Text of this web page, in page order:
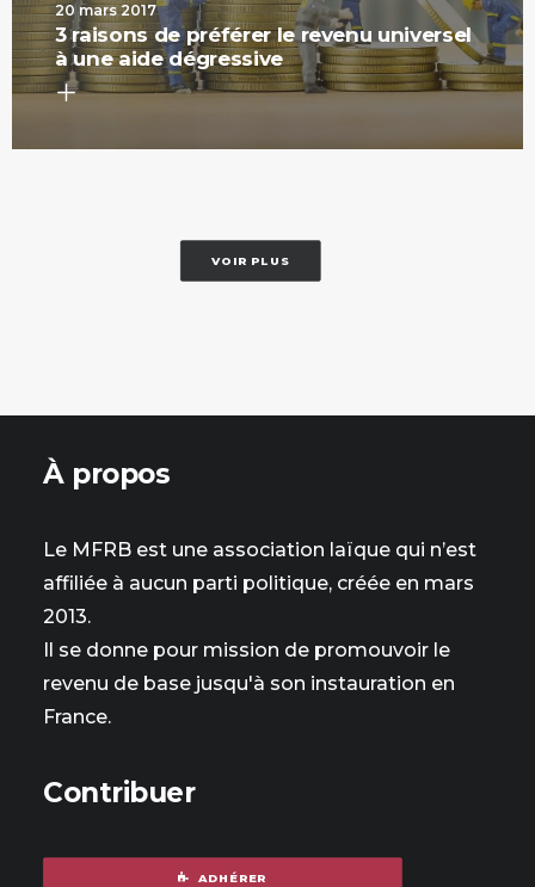
20 mars 2017
3 raisons de préférer le revenu universel
à une aide dégressive
VOIR PLUS
À propos
Le MFRB est une association laïque qui n’est
affiliée à aucun parti politique, créée en mars
2013.
Il se donne pour mission de promouvoir le
revenu de base jusqu'à son instauration en
France.
Contribuer
ADHÉRER